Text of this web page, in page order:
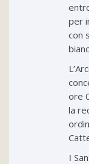
per
con
ore
la
I